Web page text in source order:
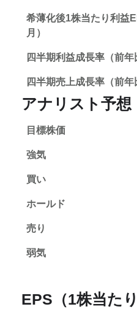
希薄化後1株当たり利益
月）
四半期利益成長率（前年
四半期売上成長率（前年
アナリスト予想
目標株価
強気
買い
ホールド
売り
弱気
EPS（1株当た